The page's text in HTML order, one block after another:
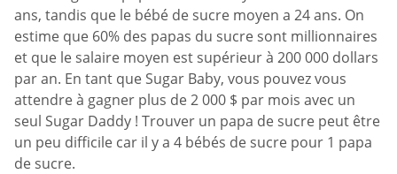
ans, tandis que le bébé de sucre moyen a 24 ans. On
estime que 60% des papas du sucre sont millionnaires
et que le salaire moyen est supérieur à 200 000 dollars
par an. En tant que Sugar Baby, vous pouvez vous
attendre à gagner plus de 2 000 $ par mois avec un
seul Sugar Daddy ! Trouver un papa de sucre peut être
un peu difficile car il y a 4 bébés de sucre pour 1 papa
de sucre.